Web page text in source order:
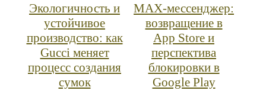
Экологичность и
устойчивое
производство: как
Gucci меняет
процесс создания
сумок
MAX‑мессенджер:
возвращение в
App Store и
перспектива
блокировки в
Google Play